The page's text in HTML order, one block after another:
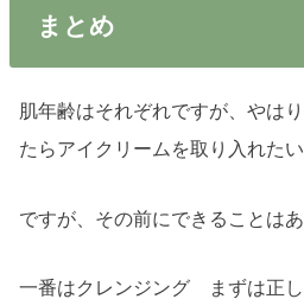
まとめ
肌年齢はそれぞれですが、やは
たらアイクリームを取り入れたい
ですが、その前にできることはあ
一番はクレンジング まずは正